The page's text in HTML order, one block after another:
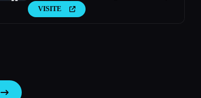
votre ami responsable de l''IA.
VISITE